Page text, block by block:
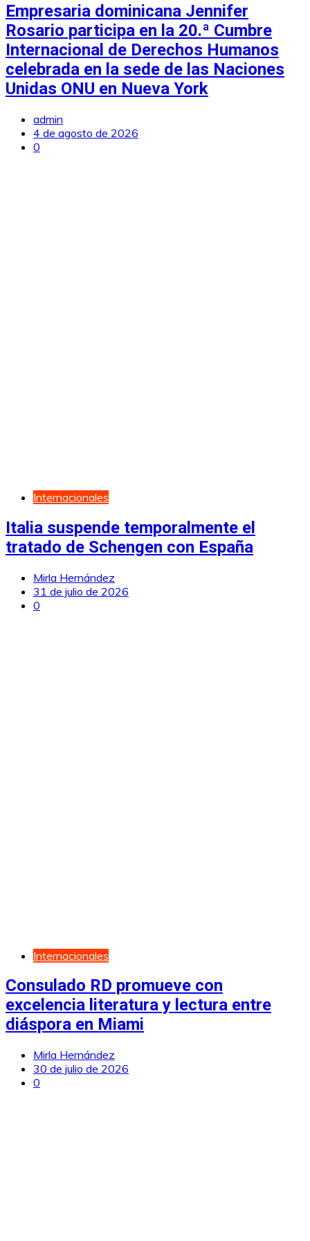
Empresaria dominicana Jennifer
Rosario participa en la 20.ª Cumbre
Internacional de Derechos Humanos
celebrada en la sede de las Naciones
Unidas ONU en Nueva York
admin
4 de agosto de 2026
0
Internacionales
Italia suspende temporalmente el
tratado de Schengen con España
Mirla Hernández
31 de julio de 2026
0
Internacionales
Consulado RD promueve con
excelencia literatura y lectura entre
diáspora en Miami
Mirla Hernández
30 de julio de 2026
0